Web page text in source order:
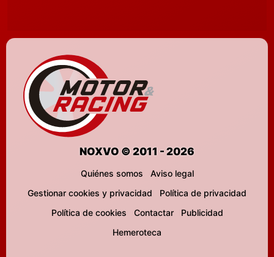
NOXVO © 2011 - 2026
Quiénes somos
Aviso legal
Gestionar cookies y privacidad
Política de privacidad
Política de cookies
Contactar
Publicidad
Hemeroteca